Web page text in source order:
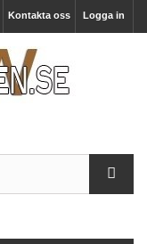
Logga in
Kontakta oss